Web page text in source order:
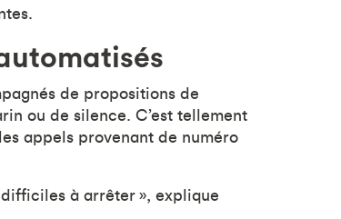
de propositions de
ou de silence. C’est tellement
appels provenant de numéro
à arrêter », explique